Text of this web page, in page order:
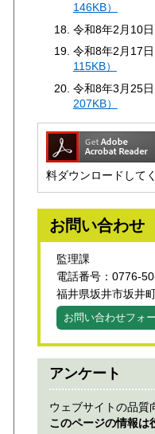
146KB）
令和8年2月10日
令和8年2月17日
115KB）
令和8年3月25日
207KB）
料ダウンロードして
お問い合わせ
監理課
電話番号：0776-
福井県坂井市坂井
お問い合わせフォ
アンケート
ウェブサイトの品質
このページの情報は